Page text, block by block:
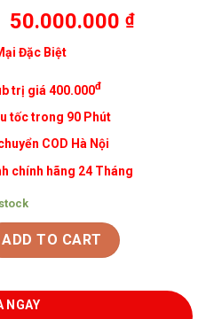
50.000.000 ₫
Đặc Biệt
trị giá 400.000đ
tốc trong 90 Phút
COD Hà Nội
chính hãng 24 Tháng
ADD TO CART
NGAY